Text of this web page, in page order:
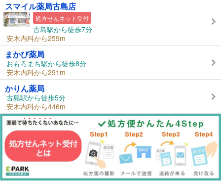
スマイル薬局古島店
処方せんネット受付
古島駅から徒歩7分
安木内科から259m
まかび薬局
おもろまち駅から徒歩8分
安木内科から291m
かりん薬局
古島駅から徒歩5分
安木内科から446m